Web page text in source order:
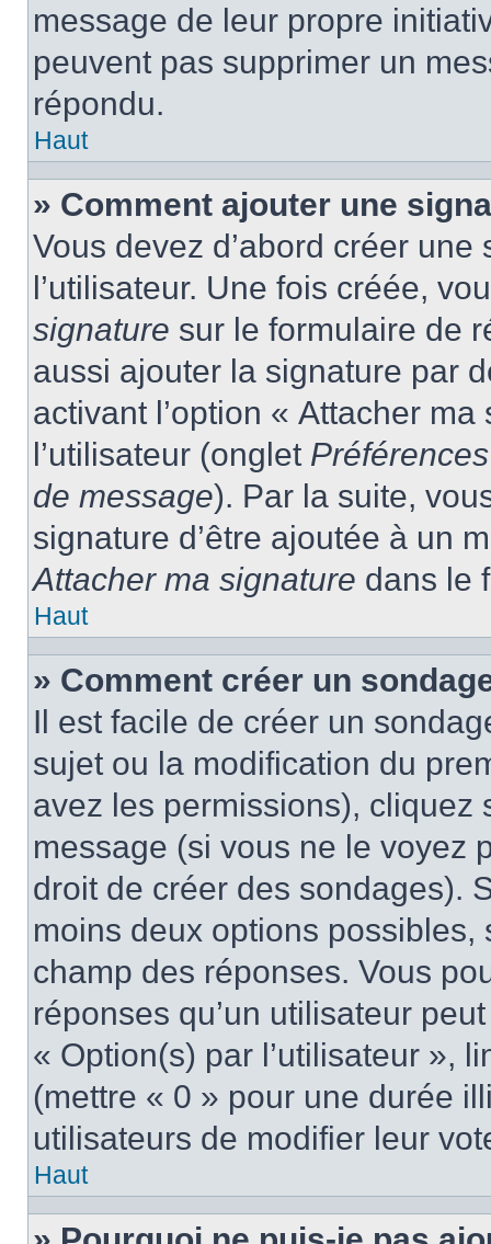
message de leur propre
peuvent pas supprimer un
répondu.
Haut
» Comment ajouter une
Vous devez d’abord créer
l’utilisateur. Une fois créée,
signature sur le formulaire de
aussi ajouter la signature par
activant l’option « Attacher
l’utilisateur (onglet
de message). Par la suite,
signature d’être ajoutée à un
Attacher ma signature dans le
Haut
» Comment créer un
Il est facile de créer un
sujet ou la modification du
avez les permissions), cliquez
message (si vous ne le voyez
droit de créer des sondages).
moins deux options
champ des réponses. Vous
réponses qu’un utilisateur
« Option(s) par l’utilisateur »,
(mettre « 0 » pour une durée
utilisateurs de modifier leur
Haut